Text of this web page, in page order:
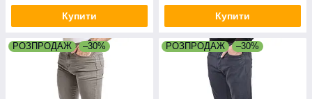
Купити Купити
РОЗПРОДАЖ –30% РОЗПРОДАЖ –30%